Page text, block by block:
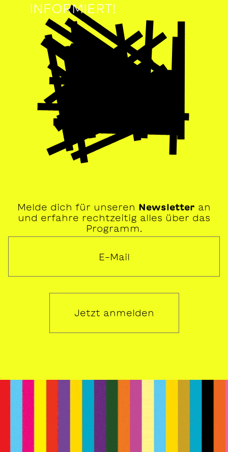
INFORMIERT!
Melde dich für unseren Newsletter an
und erfahre rechtzeitig alles über das
Programm.